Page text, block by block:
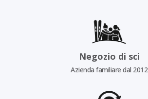
Negozio di sci
Azienda familiare dal 2012